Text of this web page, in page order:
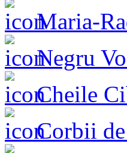
Maria-
Negru
Cheile
Corbii de